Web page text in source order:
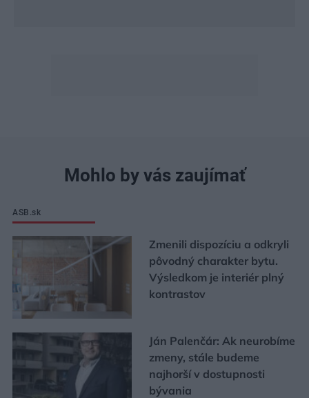
Mohlo by vás zaujímať
ASB.sk
Zmenili dispozíciu a odkryli
pôvodný charakter bytu.
Výsledkom je interiér plný
kontrastov
Ján Palenčár: Ak neurobíme
zmeny, stále budeme
najhorší v dostupnosti
bývania